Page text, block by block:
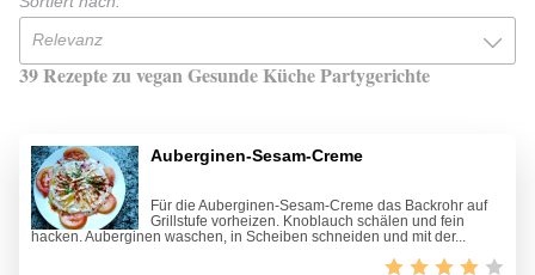
Relevanz
39 Rezepte zu vegan Gesunde Küche Partygerichte
Auberginen-Sesam-Creme
Für die Auberginen-Sesam-Creme das Backrohr auf
Grillstufe vorheizen. Knoblauch schälen und fein
hacken. Auberginen waschen, in Scheiben schneiden und mit der...